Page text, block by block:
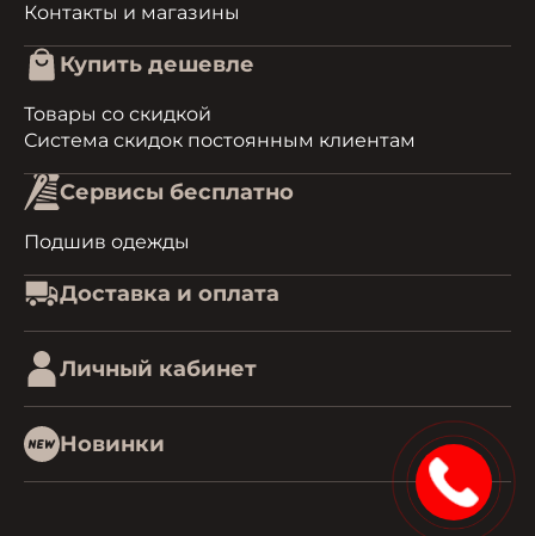
Контакты и магазины
Купить дешевле
Товары со скидкой
Система скидок постоянным клиентам
Сервисы бесплатно
Подшив одежды
Доставка и оплата
Личный кабинет
Новинки
15%